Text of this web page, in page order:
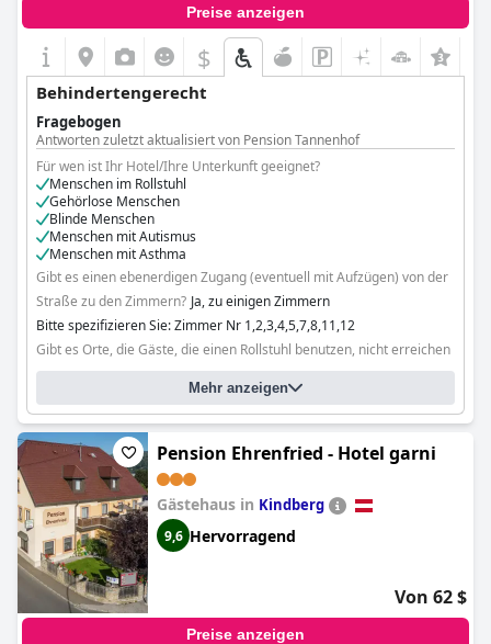
Preise anzeigen
$
Behindertengerecht
Fragebogen
Antworten zuletzt aktualisiert von Pension Tannenhof
Für wen ist Ihr Hotel/Ihre Unterkunft geeignet?
Menschen im Rollstuhl
Gehörlose Menschen
Blinde Menschen
Menschen mit Autismus
Menschen mit Asthma
Gibt es einen ebenerdigen Zugang (eventuell mit Aufzügen) von der
Straße zu den Zimmern? Ja, zu einigen Zimmern
Bitte spezifizieren Sie: Zimmer Nr 1,2,3,4,5,7,8,11,12
Gibt es Orte, die Gäste, die einen Rollstuhl benutzen, nicht erreichen
können? Nein
Mehr anzeigen
Pension Ehrenfried - Hotel garni
Gästehaus in Kindberg
9,6 Hervorragend
Von 62 $
Preise anzeigen